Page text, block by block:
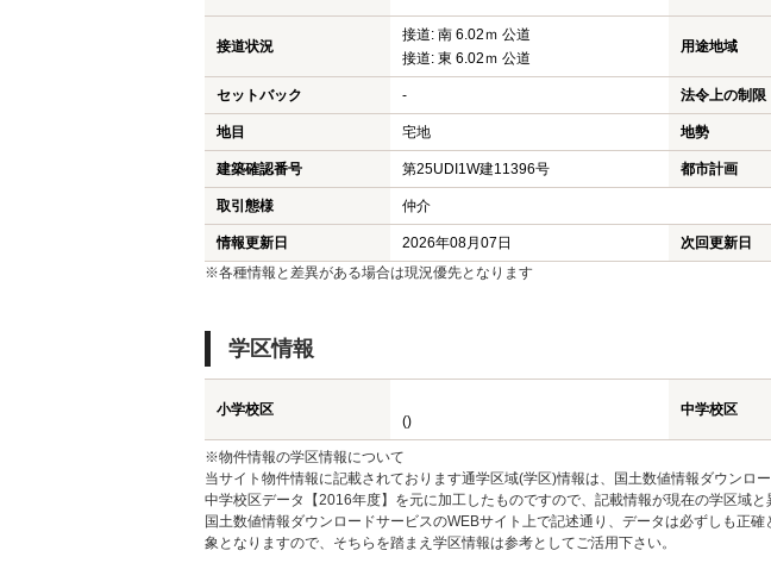
接道状況
接道: 南 6.02ｍ 公道
接道: 東 6.02ｍ 公道
用途地域
セットバック - 法令上の制限
地目 宅地 地勢
建築確認番号 第25UDI1W建11396号 都市計画
取引態様 仲介
情報更新日 2026年08月07日 次回更新日
※各種情報と差異がある場合は現況優先となります
学区情報
小学校区
()
中学校区
※物件情報の学区情報について
当サイト物件情報に記載されております通学区域(学区)情報は、国土数値情報ダウンロ
中学校区データ【2016年度】を元に加工したものですので、記載情報が現在の学区域と
国土数値情報ダウンロードサービスのWEBサイト上で記述通り、データは必ずしも正
象となりますので、そちらを踏まえ学区情報は参考としてご活用下さい。